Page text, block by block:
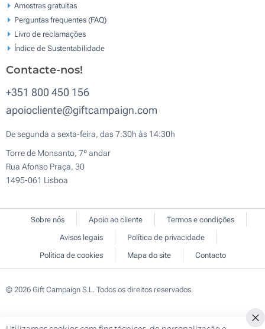
Amostras gratuitas
Perguntas frequentes (FAQ)
Livro de reclamaçōes
Índice de Sustentabilidade
Contacte-nos!
+351 800 450 156
apoiocliente@giftcampaign.com
De segunda a sexta-feira, das 7:30h às 14:30h
Torre de Monsanto, 7º andar
Rua Afonso Praça, 30
1495-061 Lisboa
Sobre nós Apoio ao cliente
Termos e condições
Avisos legais
Política de privacidade
Política de cookies
Mapa do site Contacto
© 2026 Gift Campaign S.L. Todos os direitos reservados.